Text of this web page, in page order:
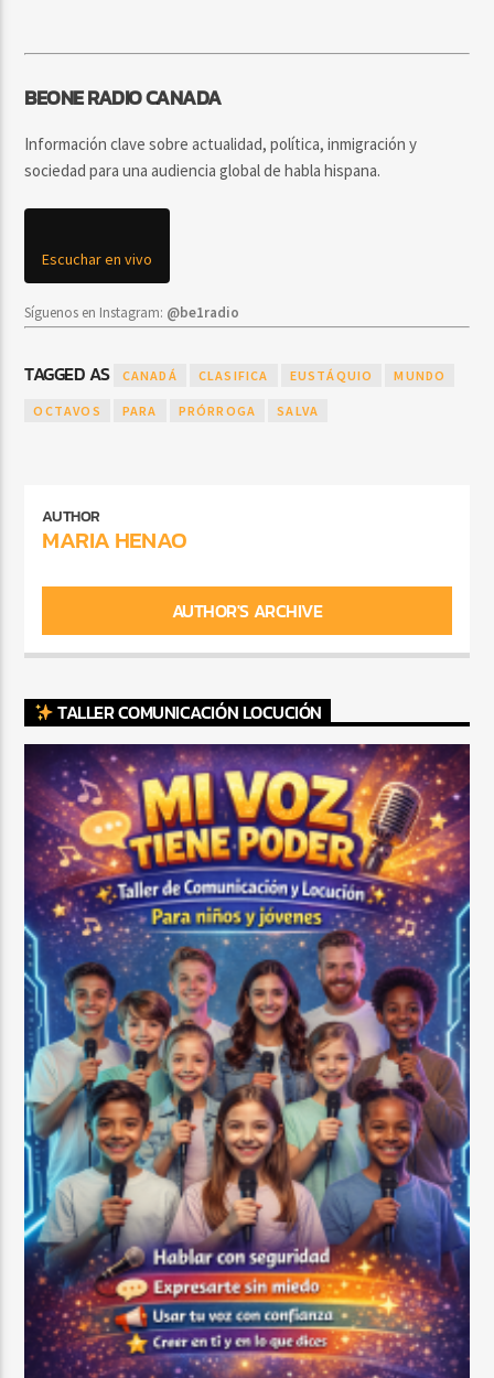
BEONE RADIO CANADA
Información clave sobre actualidad, política, inmigración y
sociedad para una audiencia global de habla hispana.
Escuchar en vivo
Síguenos en Instagram: @be1radio
TAGGED AS CANADÁ CLASIFICA EUSTÁQUIO MUNDO
OCTAVOS PARA PRÓRROGA SALVA
AUTHOR
MARIA HENAO
AUTHOR'S ARCHIVE
TALLER COMUNICACIÓN LOCUCIÓN